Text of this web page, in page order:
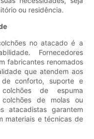
ou residência.
no atacado é a
Fornecedores
fabricantes renomados
que atendem aos
conforto, suporte e
de espuma
de molas ou
atacadistas garantem
materiais e técnicas de